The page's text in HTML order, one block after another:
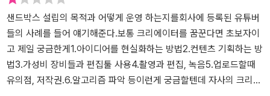
재원: 신이 내린 즐겜 유저. 새로운 게임 콘텐츠를 선보이는 트렌드 세
터. 말이야와 친구들: 재미있는 놀이와 즐거운 교육을 결합한 키즈 엔
터테인먼트 채널의 대통령. 츄팝: 지루할 틈 없는 액체괴물과 슬라임
의 매력 속으로. 장삐쭈: 병맛 더빙의 신세계를 개척한 돌+I 크리에이
터. 백수골방: 유튜브 영화 리뷰의 수준을 한 단계 높인 품격 있는 크
샌드박스 설립의 목적과 어떻게 운영 하는지를회사에 등록된 유튜버
들의 사례를 들어 얘기해준다.보통 크리에이터를 꿈꾼다면 초보자이
고 제일 궁금한게1.아이디어를 현실화하는 방법2.컨텐츠 기획하는 방
법3.가성비 장비들과 편집툴 사용4.촬영과 편집, 녹음5.업로드할때
유의점, 저작권.6.알고리즘 파악 등이런게 궁금할텐데 자사의 크리에